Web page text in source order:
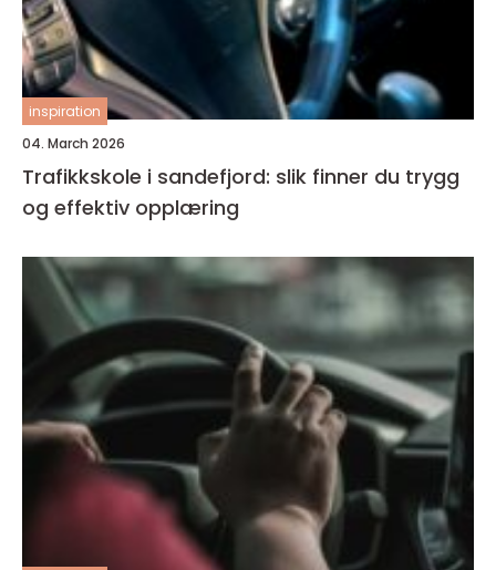
inspiration
04. March 2026
Trafikkskole i sandefjord: slik finner du trygg
og effektiv opplæring